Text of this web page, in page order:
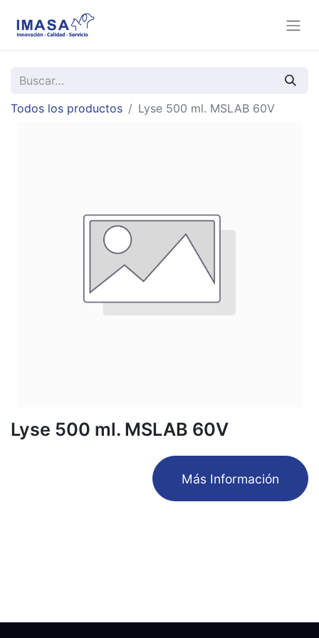
Todos los productos Lyse 500 ml. MSLAB 60V
Lyse 500 ml. MSLAB 60V
​Más Información